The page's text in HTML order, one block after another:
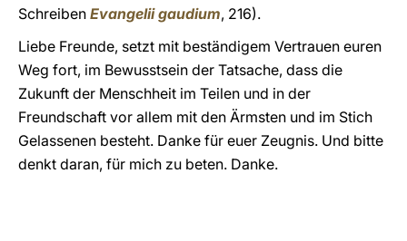
Schreiben Evangelii gaudium, 216).
Liebe Freunde, setzt mit beständigem Vertrauen euren
Weg fort, im Bewusstsein der Tatsache, dass die
Zukunft der Menschheit im Teilen und in der
Freundschaft vor allem mit den Ärmsten und im Stich
Gelassenen besteht. Danke für euer Zeugnis. Und bitte
denkt daran, für mich zu beten. Danke.